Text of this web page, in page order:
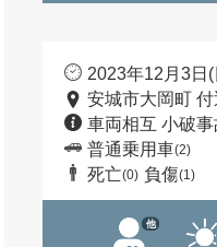
2023年12月3日
安城市大岡町 付
車両相互 小破事
普通乗用車(2)
死亡(0) 負傷(1)
他